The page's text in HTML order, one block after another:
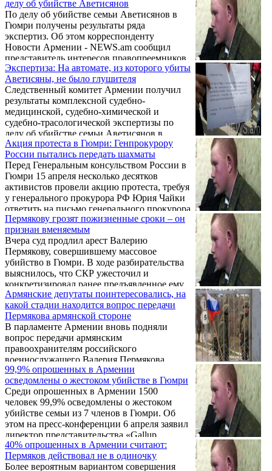
комитет Армении.
делу об убийстве Аветисянов
По делу об убийстве семьи Аветисянов в
Гюмри получены результаты ряда
экспертиз. Об этом корреспонденту
Новости Армении - NEWS.am сообщил
представитель интересов правопреемников
Аветисянов Ерем Саркисян.
Экспертиза: На автомате, из которого убиты
Аветисяны, не было глушителя
Следственный комитет Армении получил
результаты комплексной судебно-
медицинской, судебно-химической и
судебно-трасологической экспертизы по
делу об убийстве семьи Аветисянов в
Гюмри. Как сообщает пресс-служба СК,
экспертиза опровергла версию о том, что на
обнаруженном на месте происшествия
автомате AKC 74 мог быть закреплен
глушитель.
Акция протеста в Гюмри: Генпрокурору
России пытались передать шахматы
Перед Генеральным консульством России в
Гюмри 15 апреля несколько десятков
активистов провели акцию протеста, требуя
у генерального прокурора РФ Юрия Чайки
ответить на письмо генерального прокурора
Армении, в котором тот просит передать
производство по делу об убийстве семьи
Аветисянов армянским
правоохранительным органам.
Пермякову грозят пожизненные сроки – он
признан вменяемым
Вчера суд продлил арест Валерию
Пермякову, совершившему массовое
убийство в Гюмри. В ходе разбирательства
выяснилось, что СКР ужесточил и
конкретизировал ранее предъявленное ему
обвинение. Только по двум его пунктам
военнослужащему грозят пожизненные
сроки, передает Коммерсантъ.
Армянские депутаты поинтересовались, на
какой стадии находится вопрос передачи
Пермякова армянской стороне
В парламенте Армении вновь подняли
вопрос передачи армянским
правоохранителям российского
военнослужащего Валерия Пермякова,
который обвиняется в убийстве семьи из
семи человек в Гюмри.
99,9% опрошенных в Армении
осведомлены о жестоком убийстве в Гюмри
Среди опрошенных в Армении 1500
человек 99,9% осведомлены о жестоком
убийстве семьи из 7 членов в Гюмри. Об
этом на пресс-конференции 6 апреля заявил
директор представительства «Gallup
International association» в Армении Арам
Навасардян.
40% опрошенных в Армении считают:
Пермяков действовал не в одиночку
Более вероятным вариантом совершения